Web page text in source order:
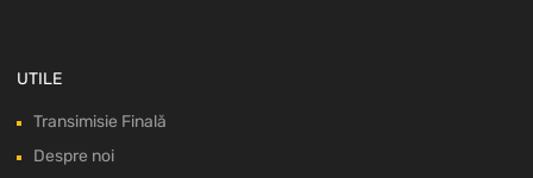
UTILE
Transimisie Finală
Despre noi